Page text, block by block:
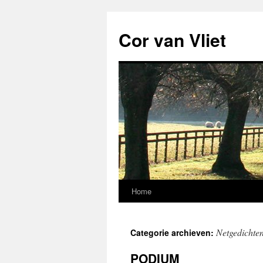
de
inhoud
Cor van Vliet
Home
Categorie archieven:
PODIUM